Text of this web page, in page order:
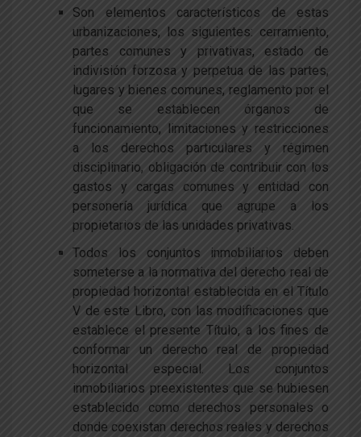
Son elementos característicos de estas
urbanizaciones, los siguientes: cerramiento,
partes comunes y privativas, estado de
indivisión forzosa y perpetua de las partes,
lugares y bienes comunes, reglamento por el
que se establecen órganos de
funcionamiento, limitaciones y restricciones
a los derechos particulares y régimen
disciplinario, obligación de contribuir con los
gastos y cargas comunes y entidad con
personería jurídica que agrupe a los
propietarios de las unidades privativas.
Todos los conjuntos inmobiliarios deben
someterse a la normativa del derecho real de
propiedad horizontal establecida en el Título
V de este Libro, con las modificaciones que
establece el presente Título, a los fines de
conformar un derecho real de propiedad
horizontal especial. Los conjuntos
inmobiliarios preexistentes que se hubiesen
establecido como derechos personales o
donde coexistan derechos reales y derechos